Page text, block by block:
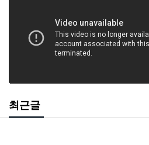
최근글